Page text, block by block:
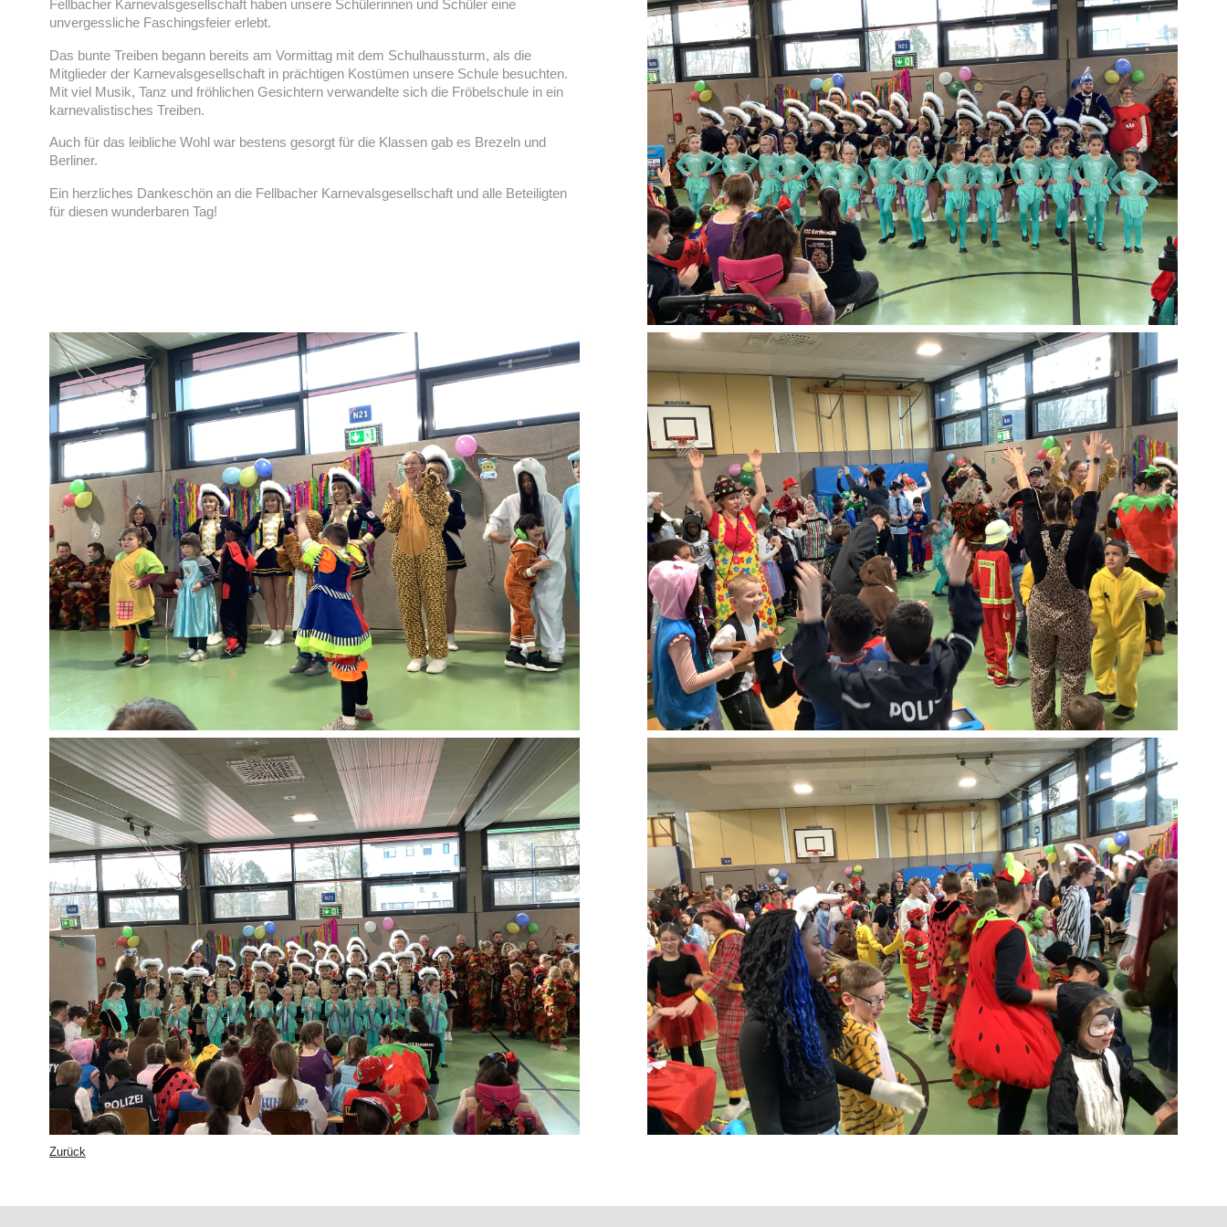
Fellbacher Karnevalsgesellschaft haben unsere Schülerinnen und Schüler eine
unvergessliche Faschingsfeier erlebt.
Das bunte Treiben begann bereits am Vormittag mit dem Schulhaussturm, als die
Mitglieder der Karnevalsgesellschaft in prächtigen Kostümen unsere Schule besuchten.
Mit viel Musik, Tanz und fröhlichen Gesichtern verwandelte sich die Fröbelschule in ein
karnevalistisches Treiben.
Auch für das leibliche Wohl war bestens gesorgt für die Klassen gab es Brezeln und
Berliner.
Ein herzliches Dankeschön an die Fellbacher Karnevalsgesellschaft und alle Beteiligten
für diesen wunderbaren Tag!
Zurück